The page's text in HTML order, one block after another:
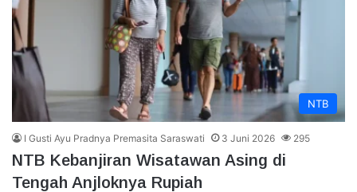
NTB
I Gusti Ayu Pradnya Premasita Saraswati 3 Juni 2026 295
NTB Kebanjiran Wisatawan Asing di
Tengah Anjloknya Rupiah